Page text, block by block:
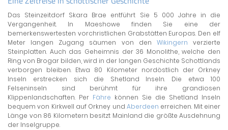
Das Steinzeitdorf Skara Brae entführt Sie 5 000 Jahre in die
Vergangenheit. In Maeshowe finden Sie eine der
bemerkenswertesten vorchristlichen Grabstätten Europas. Den elf
Meter langen Zugang säumen von den Wikingern verzierte
Steinplatten. Auch das Geheimnis der 36 Monolithe, welche den
Ring von Brogar bilden, wird in der langen Geschichte Schottlands
verborgen bleiben. Etwa 80 Kilometer nordöstlich der Orkney
Inseln erstrecken sich die Shetland Inseln. Die etwa 100
Felseninseln sind berühmt für ihre grandiosen
Klippenlandschaften. Per Fähre können Sie die Shetland Inseln
bequem von Kirkwell auf Orkney und Aberdeen erreichen. Mit einer
Länge von 86 Kilometern besitzt Mainland die größte Ausdehnung
der Inselgruppe.